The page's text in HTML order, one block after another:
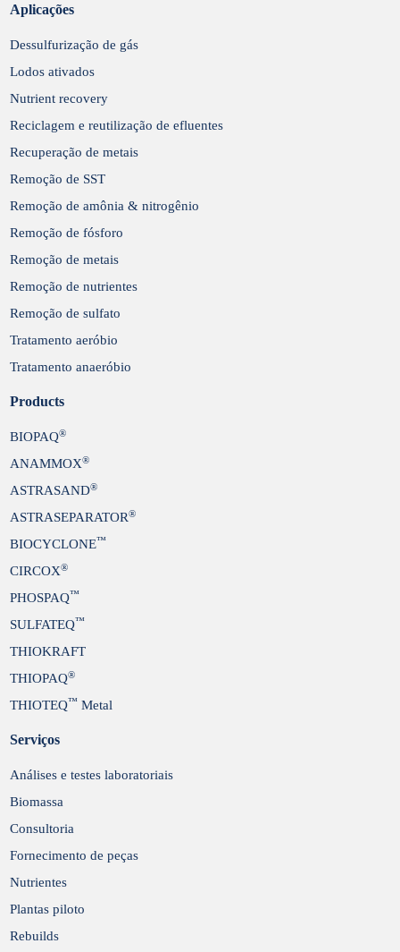
Aplicações
Dessulfurização de gás
Lodos ativados
Nutrient recovery
Reciclagem e reutilização de efluentes
Recuperação de metais
Remoção de SST
Remoção de amônia & nitrogênio
Remoção de fósforo
Remoção de metais
Remoção de nutrientes
Remoção de sulfato
Tratamento aeróbio
Tratamento anaeróbio
Products
BIOPAQ®
ANAMMOX®
ASTRASAND®
ASTRASEPARATOR®
BIOCYCLONE™
CIRCOX®
PHOSPAQ™
SULFATEQ™
THIOKRAFT
THIOPAQ®
THIOTEQ™ Metal
Serviços
Análises e testes laboratoriais
Biomassa
Consultoria
Fornecimento de peças
Nutrientes
Plantas piloto
Rebuilds